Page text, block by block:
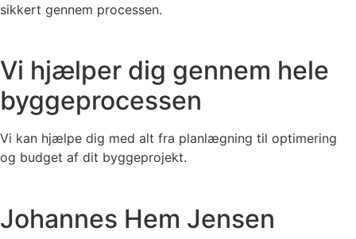
sikkert gennem processen.
Vi hjælper dig gennem hele
byggeprocessen
Vi kan hjælpe dig med alt fra planlægning til optimering
og budget af dit byggeprojekt.
Johannes Hem Jensen